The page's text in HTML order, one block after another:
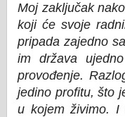
Moj zaključak
koji će svoje
pripada zajedno
im država
provođenje.
jedino profitu, što
u kojem živimo. I